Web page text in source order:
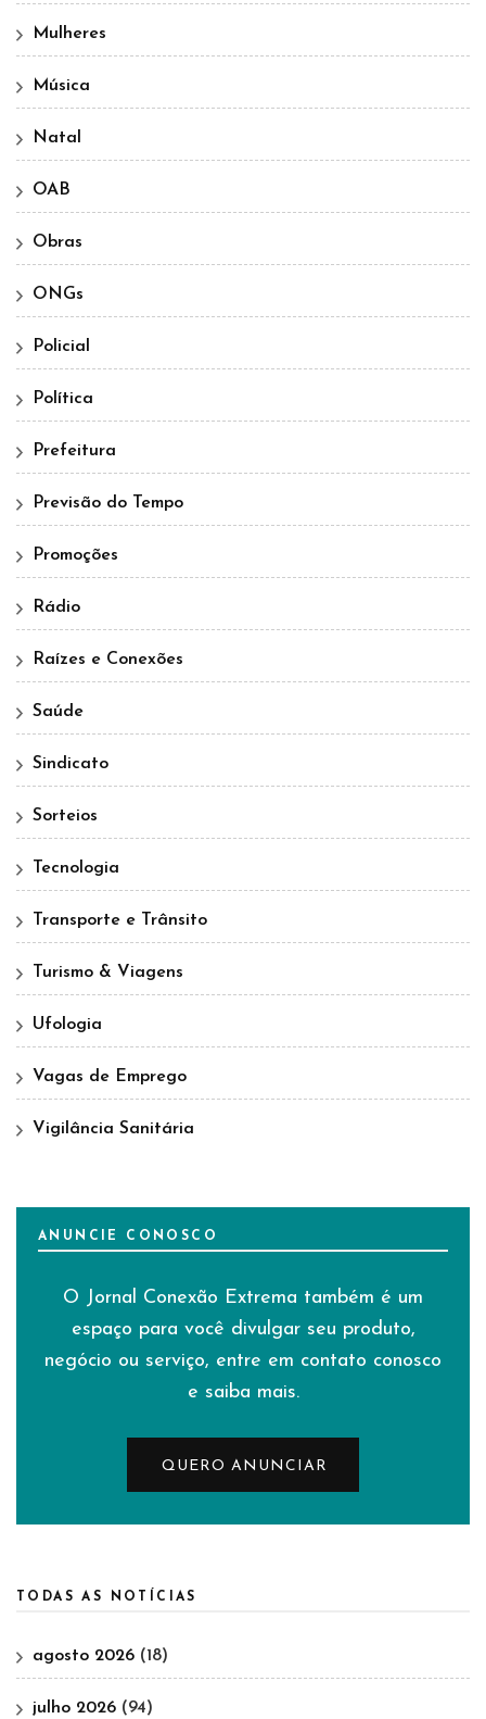
Mulheres
Música
Natal
OAB
Obras
ONGs
Policial
Política
Prefeitura
Previsão do Tempo
Promoções
Rádio
Raízes e Conexões
Saúde
Sindicato
Sorteios
Tecnologia
Transporte e Trânsito
Turismo & Viagens
Ufologia
Vagas de Emprego
Vigilância Sanitária
ANUNCIE CONOSCO
O Jornal Conexão Extrema também é um
espaço para você divulgar seu produto,
negócio ou serviço, entre em contato conosco
e saiba mais.
QUERO ANUNCIAR
TODAS AS NOTÍCIAS
agosto 2026 (18)
julho 2026 (94)